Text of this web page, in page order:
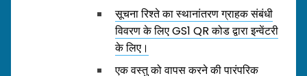
सूचना रिश्ते का स्थानांतरण ग्राहक संबंधी
विवरण के लिए GS1 QR कोड द्वारा इन्वेंटरी
के लिए।
एक वस्तु को वापस करने की पारंपरिक